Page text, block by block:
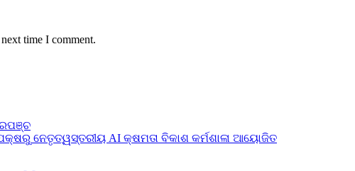
time I comment.
ନେତୃତ୍ୱସ୍ତରୀୟ AI କ୍ଷମତା ବିକାଶ କର୍ମଶାଳା ଆୟୋଜିତ